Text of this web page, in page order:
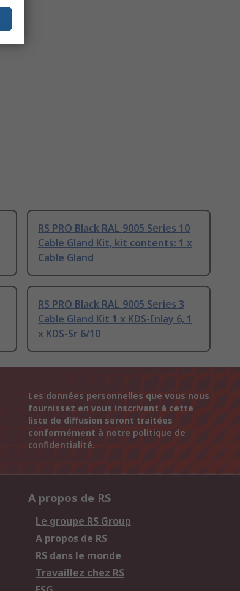
RS PRO Black RAL 9005 Series 10
Cable Gland Kit, kit contents: 1 x
Cable Gland
RS PRO Black RAL 9005 Series 3
Cable Gland Kit 1 x KDS-Inlay 6, 1
x KDS-Sr 6/10
Les données personnelles que vous nous
fournissez en vous inscrivant à cette
liste de diffusion seront traitées
conformément à notre politique de
confidentialité.
A propos de RS
Le groupe RS Group
A propos de RS
RS dans le monde
Travaillez chez RS